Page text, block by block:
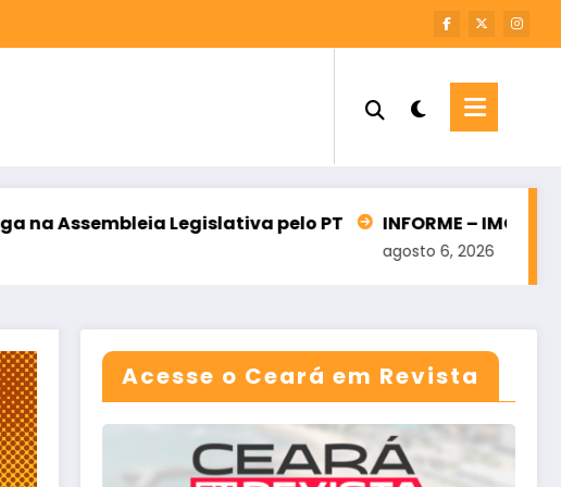
Legislativa pelo PT INFORME – IMOBILIÁRIA
Acesse o Ceará em Revista